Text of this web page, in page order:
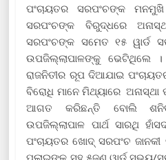
ପଂଚାୟତର ସରପଂଚଙ୍କ
ସରପଂଚଙ୍କ ବିରୁଦ୍ଧରେ
ସରପଂଚଙ୍କ ସମେତ ୧୫ ୱାର୍ଡ
ଉପଜିଲ୍ଲାପାଳଙ୍କୁ ଭେଟିଥିଲେ
ରାଜନିତୀର ରୂପ ଦିଆଯାଇ
ବିରୋଧି ମାନେ ମିଥ୍ୟାରେ
ଆଗତ କରିଛନ୍ତି ବୋଲି
ଉପଜିଲ୍ଲାପାଳ ପାର୍ଥ ସାରଥି
ପଂଚାୟତର ଖୋଦ୍ ସରପଂଚ